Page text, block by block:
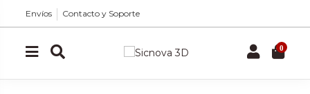
Envíos Contacto y Soporte
0